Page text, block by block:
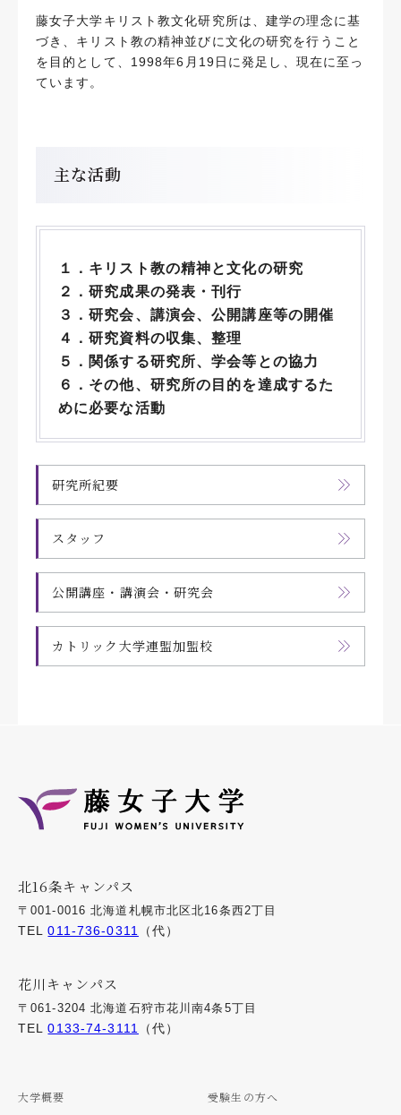
藤女子大学キリスト教文化研究所は、建学の理念に基
づき、キリスト教の精神並びに文化の研究を行うこと
を目的として、1998年6月19日に発足し、現在に至っ
ています。
主な活動
１．キリスト教の精神と文化の研究
２．研究成果の発表・刊行
３．研究会、講演会、公開講座等の開催
４．研究資料の収集、整理
５．関係する研究所、学会等との協力
６．その他、研究所の目的を達成するた
めに必要な活動
研究所紀要
スタッフ
公開講座・講演会・研究会
カトリック大学連盟加盟校
北16条キャンパス
〒001-0016 北海道札幌市北区北16条西2丁目
TEL011-736-0311 （代）
花川キャンパス
〒061-3204 北海道石狩市花川南4条5丁目
TEL0133-74-3111 （代）
大学概要
受験生の方へ